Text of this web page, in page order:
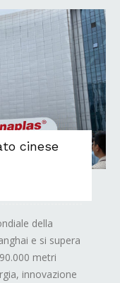
cinese
della
e si supera
metri
innovazione